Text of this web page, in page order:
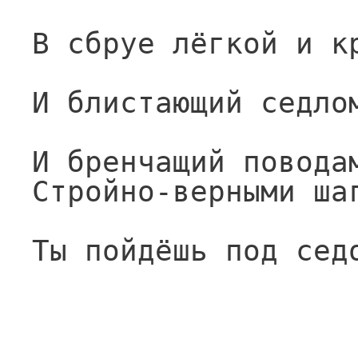
В сбруе лёгкой и
И блистающий
И бренчащий
Стройно-верными
Ты пойдёшь под